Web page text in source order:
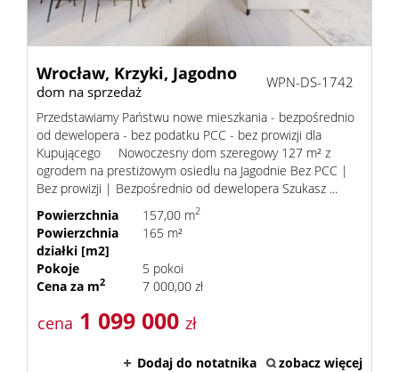
Wrocław, Krzyki, Jagodno
dom na sprzedaż
WPN-DS-1742
Przedstawiamy Państwu nowe mieszkania - bezpośrednio
od dewelopera - bez podatku PCC - bez prowizji dla
Kupującego Nowoczesny dom szeregowy 127 m² z
ogrodem na prestiżowym osiedlu na Jagodnie Bez PCC |
Bez prowizji | Bezpośrednio od dewelopera Szukasz ...
Powierzchnia
157,00 m2
Powierzchnia
działki [m2]
165 m²
Pokoje
5 pokoi
Cena za m2 7 000,00 zł
cena 1 099 000 zł
Dodaj do notatnika zobacz więcej